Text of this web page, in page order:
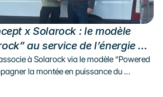
x Solarock : le modèle
au service de l’énergie
à Solarock via le modèle “Powered
la montée en puissance du
préservant l’expertise locale et la qualité